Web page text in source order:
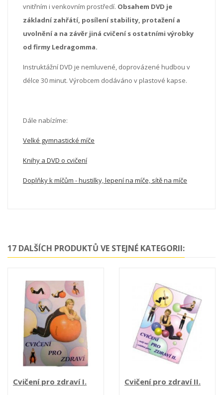
vnitřním i venkovním prostředí. Obsahem DVD je
základní zahřátí, posílení stability, protažení a
uvolnění a na závěr jiná cvičení s ostatními výrobky
od firmy Ledragomma.
Instruktážní DVD je nemluvené, doprovázené hudbou v
délce 30 minut. Výrobcem dodáváno v plastové kapse.
Dále nabízíme:
Velké gymnastické míče
Knihy a DVD o cvičení
Doplňky k míčům - hustilky, lepení na míče, sítě na míče
17 DALŠÍCH PRODUKTŮ VE STEJNÉ KATEGORII:
Cvičení pro zdraví I. Cvičení pro zdraví II.